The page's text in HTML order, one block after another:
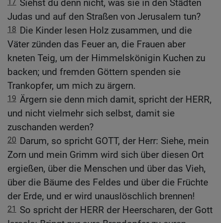
Siehst du denn nicht, was sie in den Städten
Judas und auf den Straßen von Jerusalem tun?
18 Die Kinder lesen Holz zusammen, und die
Väter zünden das Feuer an, die Frauen aber
kneten Teig, um der Himmelskönigin Kuchen zu
backen; und fremden Göttern spenden sie
Trankopfer, um mich zu ärgern.
19 Ärgern sie denn mich damit, spricht der HERR,
und nicht vielmehr sich selbst, damit sie
zuschanden werden?
20 Darum, so spricht GOTT, der Herr: Siehe, mein
Zorn und mein Grimm wird sich über diesen Ort
ergießen, über die Menschen und über das Vieh,
über die Bäume des Feldes und über die Früchte
der Erde, und er wird unauslöschlich brennen!
21
So spricht der HERR der Heerscharen, der Gott